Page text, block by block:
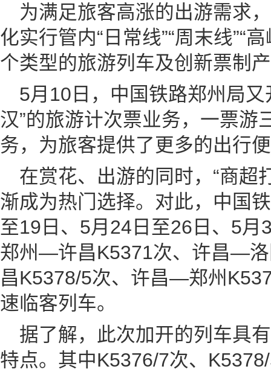
为满足旅客高涨的出游需求
化实行管内“日常线”“周末线”“
个类型的旅游列车及创新票制
5月10日，中国铁路郑州局
汉”的旅游计次票业务，一票游
务，为旅客提供了更多的出行
在赏花、出游的同时，“商超
渐成为热门选择。对此，中国
至19日、5月24日至26日、5月
郑州—许昌K5371次、许昌—
昌K5378/5次、许昌—郑州
速临客列车。
据了解，此次加开的列车具
特点。其中K5376/7次、